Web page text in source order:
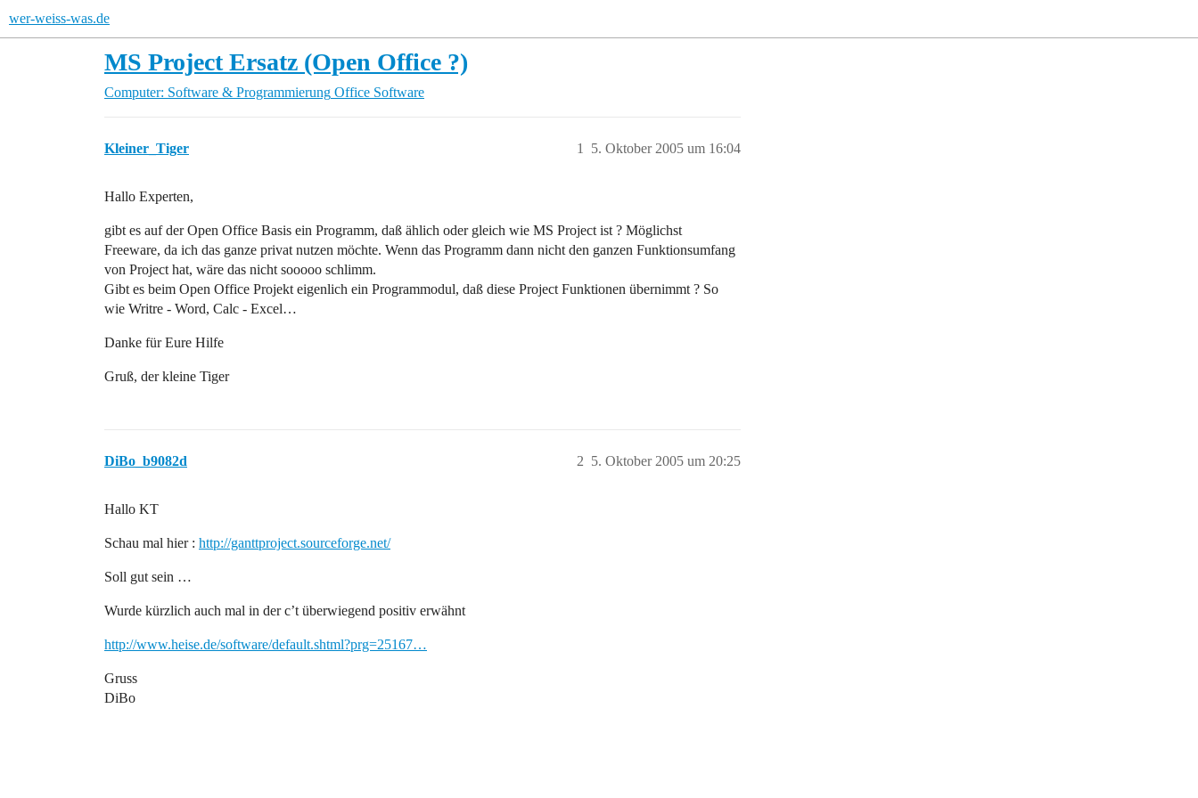
wer-weiss-was.de
MS Project Ersatz (Open Office ?)
Computer: Software & Programmierung Office Software
Kleiner_Tiger 5. Oktober 2005 um 16:04
1
Hallo Experten,
gibt es auf der Open Office Basis ein Programm, daß ählich oder gleich wie MS Project ist ? Möglichst
Freeware, da ich das ganze privat nutzen möchte. Wenn das Programm dann nicht den ganzen Funktionsumfang
von Project hat, wäre das nicht sooooo schlimm.
Gibt es beim Open Office Projekt eigenlich ein Programmodul, daß diese Project Funktionen übernimmt ? So
wie Writre - Word, Calc - Excel…
Danke für Eure Hilfe
Gruß, der kleine Tiger
DiBo_b9082d 5. Oktober 2005 um 20:25
2
Hallo KT
Schau mal hier : http://ganttproject.sourceforge.net/
Soll gut sein …
Wurde kürzlich auch mal in der c’t überwiegend positiv erwähnt
http://www.heise.de/software/default.shtml?prg=25167…
Gruss
DiBo